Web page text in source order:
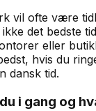
vil ofte være
det bedste
eller
hvis du
dansk tid.
i gang og